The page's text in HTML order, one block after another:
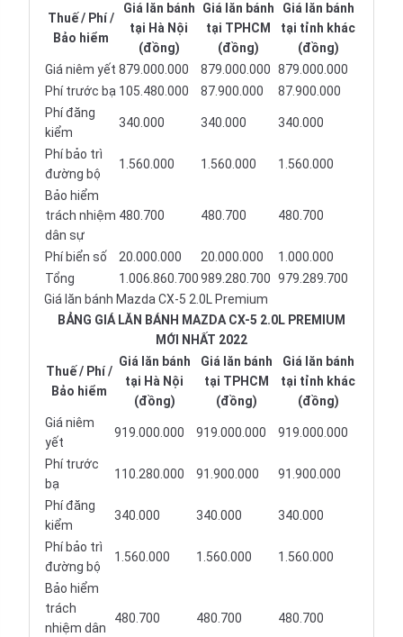
Thuế / Phí /
Bảo hiểm
Giá lăn bánh
tại Hà Nội
(đồng)
Giá lăn bánh
tại TPHCM
(đồng)
Giá lăn bánh
tại tỉnh khác
(đồng)
Giá niêm yết 879.000.000 879.000.000 879.000.000
Phí trước bạ 105.480.000 87.900.000
87.900.000
Phí đăng
kiểm
340.000 340.000 340.000
Phí bảo trì
đường bộ
1.560.000 1.560.000 1.560.000
Bảo hiểm
trách nhiệm
dân sự
480.700 480.700 480.700
Phí biển số 20.000.000 20.000.000
1.000.000
Tổng
1.006.860.700989.280.700 979.289.700
Giá lăn bánh Mazda CX-5 2.0L Premium
BẢNG GIÁ LĂN BÁNH MAZDA CX-5 2.0L PREMIUM
MỚI NHẤT 2022
Thuế / Phí /
Bảo hiểm
Giá lăn bánh
tại Hà Nội
(đồng)
Giá lăn bánh
tại TPHCM
(đồng)
Giá lăn bánh
tại tỉnh khác
(đồng)
Giá niêm
yết
919.000.000 919.000.000 919.000.000
Phí trước
bạ
110.280.000 91.900.000 91.900.000
Phí đăng
kiểm
340.000 340.000 340.000
Phí bảo trì
đường bộ
1.560.000 1.560.000 1.560.000
Bảo hiểm
trách
nhiệm dân
480.700 480.700 480.700